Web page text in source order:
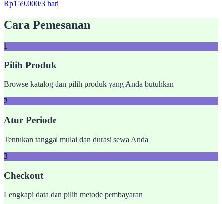
Rp159.000/3 hari
Cara Pemesanan
1
Pilih Produk
Browse katalog dan pilih produk yang Anda butuhkan
2
Atur Periode
Tentukan tanggal mulai dan durasi sewa Anda
3
Checkout
Lengkapi data dan pilih metode pembayaran